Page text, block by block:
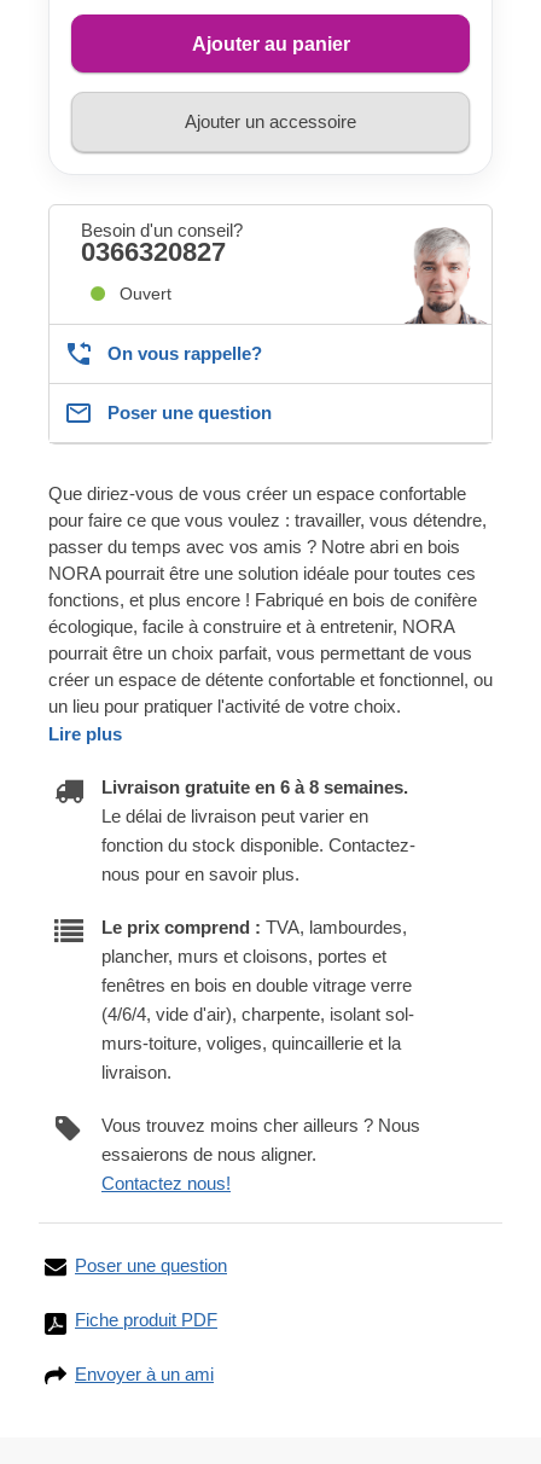
Ajouter au panier
Ajouter un accessoire
Besoin d'un conseil?
0366320827
Ouvert
On vous rappelle?
Poser une question
Que diriez-vous de vous créer un espace confortable
pour faire ce que vous voulez : travailler, vous détendre,
passer du temps avec vos amis ? Notre abri en bois
NORA pourrait être une solution idéale pour toutes ces
fonctions, et plus encore ! Fabriqué en bois de conifère
écologique, facile à construire et à entretenir, NORA
pourrait être un choix parfait, vous permettant de vous
créer un espace de détente confortable et fonctionnel, ou
un lieu pour pratiquer l'activité de votre choix.
Lire plus
Livraison gratuite en 6 à 8 semaines.
Le délai de livraison peut varier en
fonction du stock disponible. Contactez-
nous pour en savoir plus.
Le prix comprend : TVA, lambourdes,
plancher, murs et cloisons, portes et
fenêtres en bois en double vitrage verre
(4/6/4, vide d'air), charpente, isolant sol-
murs-toiture, voliges, quincaillerie et la
livraison.
Vous trouvez moins cher ailleurs ? Nous
essaierons de nous aligner.
Contactez nous!
Poser une question
Fiche produit PDF
Envoyer à un ami